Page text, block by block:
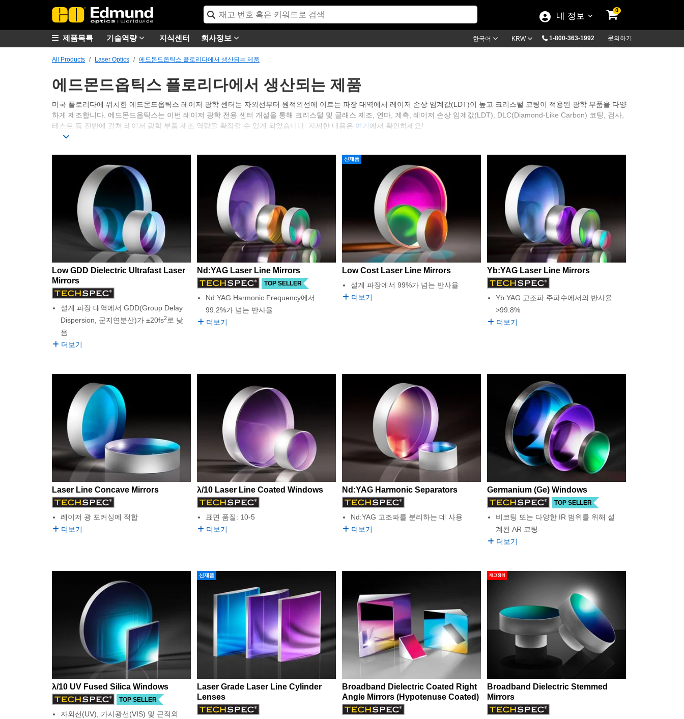
내 정보
0
기술역량 지식센터 회사정보 한국어 KRW 1-800-363-1992 문의하기
제품목록
All Products Laser Optics 에드몬드옵틱스 플로리다에서 생산되는 제품
에드몬드옵틱스 플로리다에서 생산되는 제품
미국 플로리다에 위치한 에드몬드옵틱스 레이저 광학 센터는 자외선부터 원적외선에 이르는 파장 대역에서 레이저 손상 임계값(LDT)이 높고 크리스털 코팅이 적용된 광학 부품을 다양
하게 제조합니다. 에드몬드옵틱스는 이번 레이저 광학 전용 센터 개설을 통해 크리스털 및 글래스 제조, 연마, 계측, 레이저 손상 임계값(LDT), DLC(Diamond-Like Carbon) 코팅, 검사,
테스트 등 전반에 걸쳐 레이저 광학 부품 제조 역량을 확장할 수 있게 되었습니다. 자세한 내용은 여기에서 확인하세요!
Low GDD Dielectric Ultrafast Laser
Mirrors
설계 파장 대역에서 GDD(Group Delay
Dispersion, 군지연분산)가 ±20fs2로 낮
음
더보기
Nd:YAG Laser Line Mirrors
TOP SELLER
Nd:YAG Harmonic Frequency에서
99.2%가 넘는 반사율
더보기
신제품
Low Cost Laser Line Mirrors
설계 파장에서 99%가 넘는 반사율
더보기
Yb:YAG Laser Line Mirrors
Yb:YAG 고조파 주파수에서의 반사율
>99.8%
더보기
Laser Line Concave Mirrors
레이저 광 포커싱에 적합
더보기
λ/10 Laser Line Coated Windows
표면 품질: 10-5
더보기
Nd:YAG Harmonic Separators
Nd:YAG 고조파를 분리하는 데 사용
더보기
Germanium (Ge) Windows
TOP SELLER
비코팅 또는 다양한 IR 범위를 위해 설
계된 AR 코팅
더보기
λ/10 UV Fused Silica Windows
TOP SELLER
자외선(UV), 가시광선(VIS) 및 근적외
신제품
Laser Grade Laser Line Cylinder
Lenses
Broadband Dielectric Coated Right
Angle Mirrors (Hypotenuse Coated)
재고정리
Broadband Dielectric Stemmed
Mirrors